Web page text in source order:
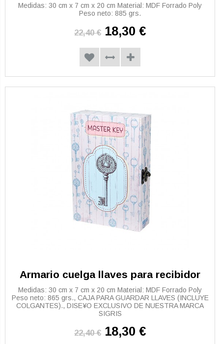
Medidas: 30 cm x 7 cm x 20 cm Material: MDF Forrado Poly
Peso neto: 885 grs.
22,40 € 18,30 €
Armario cuelga llaves para recibidor
Medidas: 30 cm x 7 cm x 20 cm Material: MDF Forrado Poly
Peso neto: 865 grs., CAJA PARA GUARDAR LLAVES (INCLUYE
COLGANTES)., DISE¥O EXCLUSIVO DE NUESTRA MARCA
SIGRIS
22,40 € 18,30 €